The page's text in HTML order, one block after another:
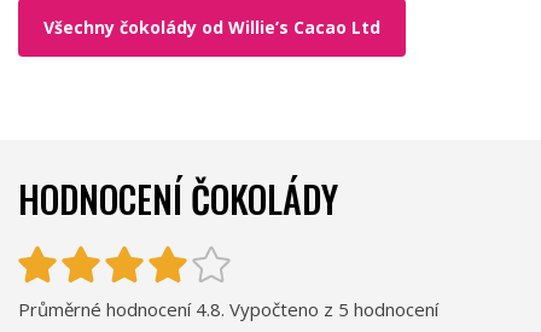
Všechny čokolády od Willie’s Cacao Ltd
HODNOCENÍ ČOKOLÁDY
Průměrné hodnocení 4.8. Vypočteno z 5 hodnocení